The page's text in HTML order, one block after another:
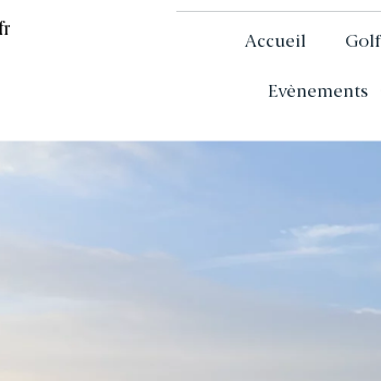
Accueil Golf
Evènements